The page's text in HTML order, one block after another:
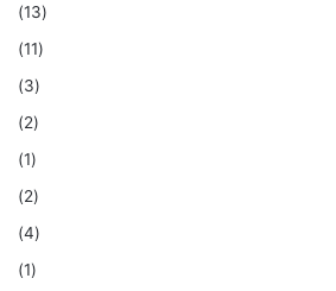
(13)
(11)
(3)
(2)
(1)
(2)
(4)
(1)